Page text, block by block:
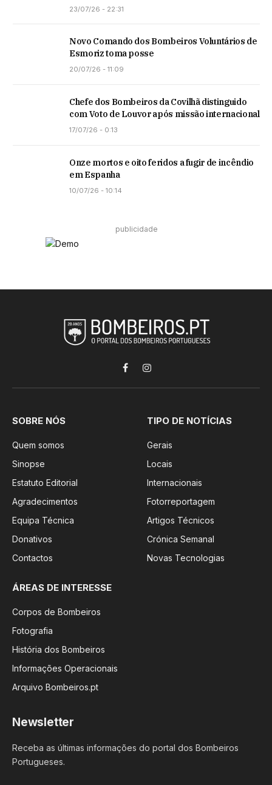
23/07/26 - 22:31
Novo Comando dos Bombeiros Voluntários de
Esmoriz toma posse
20/07/26 - 11:09
Chefe dos Bombeiros da Covilhã distinguido
com Voto de Louvor após missão internacional
17/07/26 - 0:13
Onze mortos e oito feridos a fugir de incêndio
em Espanha
10/07/26 - 10:14
publicidade
FacebookInstagram
SOBRE NÓS
Quem somos
Sinopse
Estatuto Editorial
Agradecimentos
Equipa Técnica
Donativos
Contactos
TIPO DE NOTÍCIAS
Gerais
Locais
Internacionais
Fotorreportagem
Artigos Técnicos
Crónica Semanal
Novas Tecnologias
ÁREAS DE INTERESSE
Corpos de Bombeiros
Fotografia
História dos Bombeiros
Informações Operacionais
Arquivo Bombeiros.pt
Newsletter
Receba as últimas informações do portal dos Bombeiros
Portugueses.